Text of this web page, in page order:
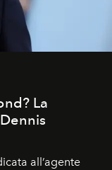
La
all’agente